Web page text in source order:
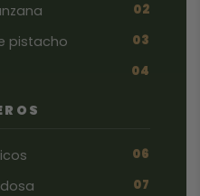
02
pistacho 03
04
06
07